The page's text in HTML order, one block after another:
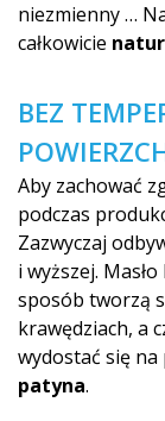
niezmienny …
całkowicie
BEZ
Aby zachować
podczas
Zazwyczaj
i wyższej.
sposób tworzą
krawędziach, a
wydostać się
patyna.